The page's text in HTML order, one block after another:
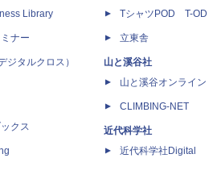
Library
ナー
ジタルクロス）
クス
TシャツPOD T-OD
立東舎
山と溪谷社
山と溪谷オンライン
CLIMBING-NET
近代科学社
近代科学社Digital